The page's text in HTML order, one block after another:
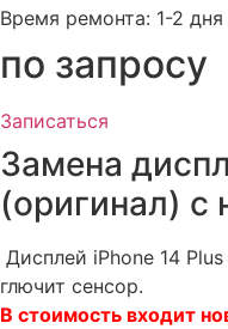
Время ремонта: 1-2 дня
по запросу​
Записаться
Замена
(оригинал) с
Дисплей iPhone 14
глючит сенсор.
В стоимость входит